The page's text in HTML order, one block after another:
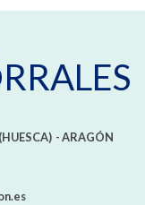
- ARAGÓN